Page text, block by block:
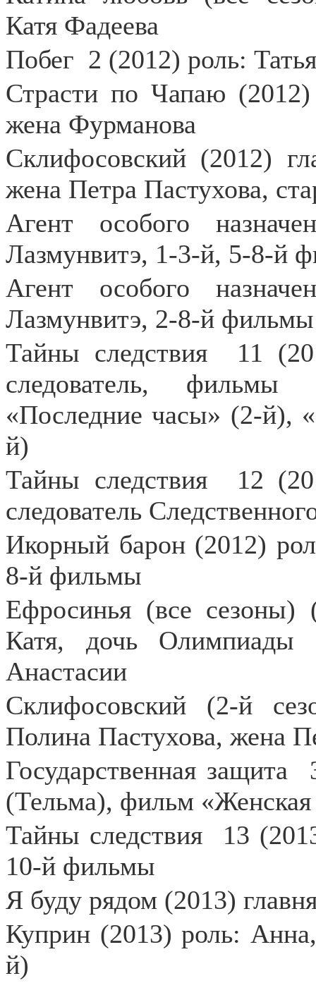
Катя Фадеева
Побег 2 (2012) роль:
Страсти по Чапаю
жена Фурманова
Склифосовский (2012)
жена Петра Пастухова,
Агент особого
Лазмунвитэ, 1-3-й, 5-8-й
Агент особого
Лазмунвитэ, 2-8-й фильмы
Тайны следствия
11
следователь,
«Последние часы» (2-й),
й)
Тайны следствия
12
следователь
Икорный барон (2012)
8-й фильмы
Ефросинья (все сезоны)
Катя, дочь Олимпиады
Анастасии
Склифосовский (2-й
Полина Пастухова, жена
Государственная защита
(Тельма), фильм
Тайны следствия
13
10-й фильмы
Я буду рядом (2013)
Куприн (2013) роль:
й)